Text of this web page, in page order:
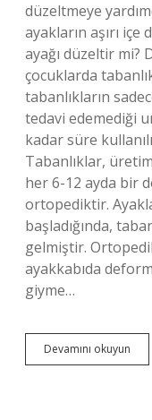
düzeltmeye
ayakların aşırı
ayağı düzeltir mi?
çocuklarda
tabanlıkların
tedavi edemediği
kadar süre
Tabanlıklar,
her 6-12 ayda bir
ortopediktir.
başladığında,
gelmiştir.
ayakkabıda
giyme…
Devamını okuyun
Nedir